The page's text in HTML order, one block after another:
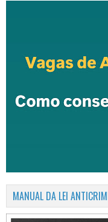
MANUAL DA LEI